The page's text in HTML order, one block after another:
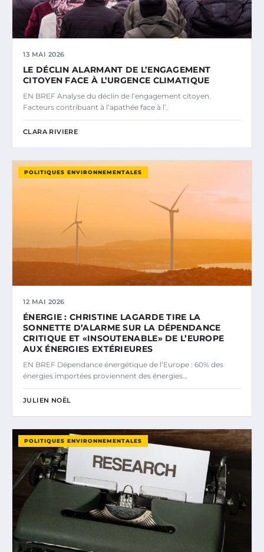
13 MAI 2026
LE DÉCLIN ALARMANT DE L’ENGAGEMENT
CITOYEN FACE À L’URGENCE CLIMATIQUE
EN BREF Analyse du déclin de l’engagement citoyen.
Facteurs contribuant à l’apathée face à l’.
CLARA RIVIERE
POLITIQUES ENVIRONNEMENTALES
12 MAI 2026
ÉNERGIE : CHRISTINE LAGARDE TIRE LA
SONNETTE D’ALARME SUR LA DÉPENDANCE
CRITIQUE ET «INSOUTENABLE» DE L’EUROPE
AUX ÉNERGIES EXTÉRIEURES
EN BREF Dépendance énergétique de l’Europe : 60% des
énergies importées proviennent des énergies…
JULIEN NOËL
POLITIQUES ENVIRONNEMENTALES